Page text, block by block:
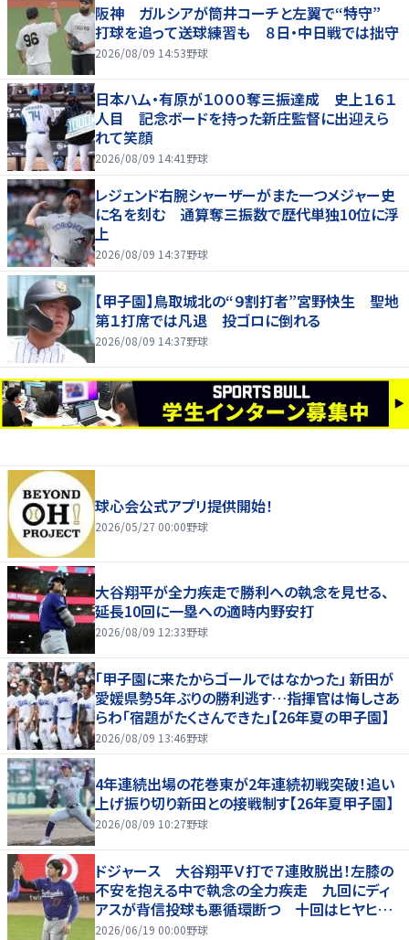
阪神 ガルシアが筒井コーチと左翼で“特守”
打球を追って送球練習も ８日・中日戦では拙守
2026/08/09 14:53野球
日本ハム・有原が１０００奪三振達成 史上１６１
人目 記念ボードを持った新庄監督に出迎えら
れて笑顔
2026/08/09 14:41 野球
レジェンド右腕シャーザーがまた一つメジャー史
に名を刻む 通算奪三振数で歴代単独10位に浮
上
2026/08/09 14:37野球
【甲子園】鳥取城北の“９割打者”宮野快生 聖地
第１打席では凡退 投ゴロに倒れる
2026/08/09 14:37野球
球心会公式アプリ提供開始！
2026/05/27 00:00野球
大谷翔平が全力疾走で勝利への執念を見せる、
延長10回に一塁への適時内野安打
2026/08/09 12:33野球
「甲子園に来たからゴールではなかった」 新田が
愛媛県勢5年ぶりの勝利逃す…指揮官は悔しさあ
らわ「宿題がたくさんできた」【26年夏の甲子園】
2026/08/09 13:46野球
4年連続出場の花巻東が2年連続初戦突破！追い
上げ振り切り新田との接戦制す【26年夏甲子園】
2026/08/09 10:27野球
ドジャース 大谷翔平Ｖ打で７連敗脱出！左膝の
不安を抱える中で執念の全力疾走 九回にディ
アスが背信投球も悪循環断つ 十回はヒヤヒヤ
もリード守る
2026/06/19 00:00野球